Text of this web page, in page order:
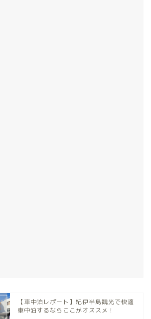
【車中泊レポート】紀伊半島観光で快適
車中泊するならここがオススメ！